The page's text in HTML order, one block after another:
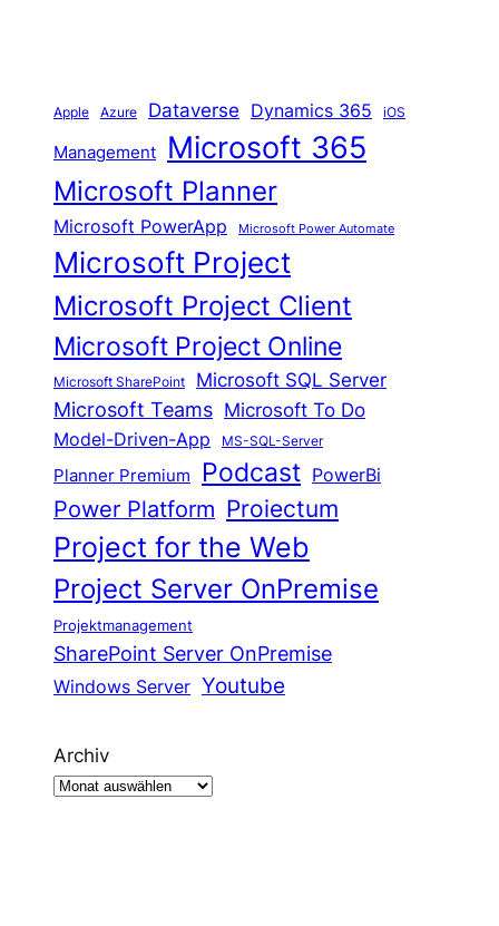
Apple Azure Dataverse Dynamics 365 iOS
Management Microsoft 365
Microsoft Planner
Microsoft PowerApp Microsoft Power Automate
Microsoft Project
Microsoft Project Client
Microsoft Project Online
Microsoft SharePoint Microsoft SQL Server
Microsoft Teams Microsoft To Do
Model-Driven-App MS-SQL-Server
Planner Premium Podcast PowerBi
Power Platform Proiectum
Project for the Web
Project Server OnPremise
Projektmanagement
SharePoint Server OnPremise
Windows Server Youtube
Archiv